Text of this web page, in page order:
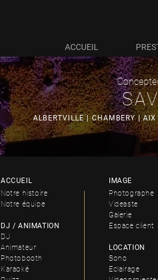
ACCUEIL
ALBERTVILLE | CHAMBERY |
ACCUEIL
Notre histoire
Notre équipe
DJ / ANIMATION
DJ
Animateur
Photobooth
Karaoké
IMAGE
Photographe
Videaste
Galerie
Espace client
LOCATION
Sono
Eclairage